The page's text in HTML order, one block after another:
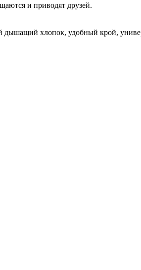
и приводят друзей.
хлопок, удобный крой,